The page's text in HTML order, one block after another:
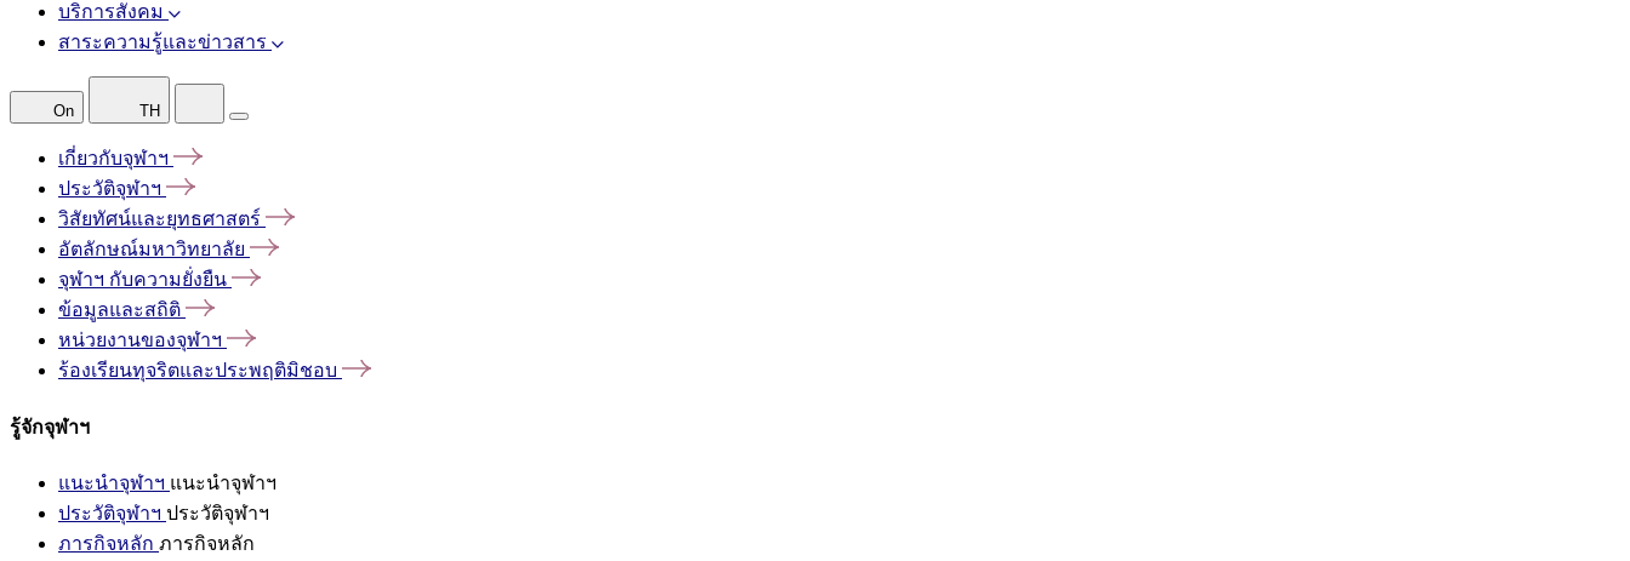
บริการสังคม
สาระความรู้และข่าวสาร
On TH
เกี่ยวกับจุฬาฯ
ประวัติจุฬาฯ
วิสัยทัศน์และยุทธศาสตร์
อัตลักษณ์มหาวิทยาลัย
จุฬาฯ กับความยั่งยืน
ข้อมูลและสถิติ
หน่วยงานของจุฬาฯ
ร้องเรียนทุจริตและประพฤติมิชอบ
รู้จักจุฬาฯ
แนะนำจุฬาฯ แนะนำจุฬาฯ
ประวัติจุฬาฯ ประวัติจุฬาฯ
ภารกิจหลัก ภารกิจหลัก